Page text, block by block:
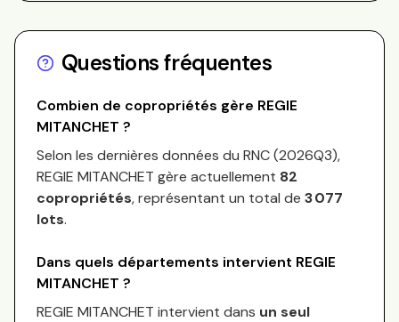
Questions fréquentes
Combien de copropriétés gère REGIE
MITANCHET ?
Selon les dernières données du RNC (2026Q3),
REGIE MITANCHET gère actuellement 82
copropriétés, représentant un total de 3 077
lots.
Dans quels départements intervient REGIE
MITANCHET ?
REGIE MITANCHET intervient dans un seul